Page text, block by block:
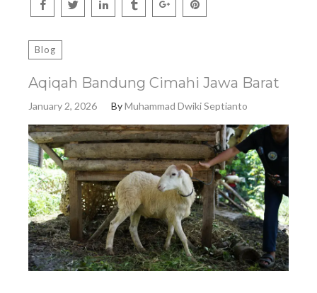
Blog
Aqiqah Bandung Cimahi Jawa Barat
January 2, 2026 ByMuhammad Dwiki Septianto